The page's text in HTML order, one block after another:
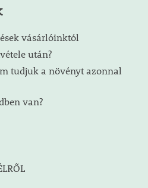
vásárlóinktól
után?
tudjuk a növényt azonnal
van?